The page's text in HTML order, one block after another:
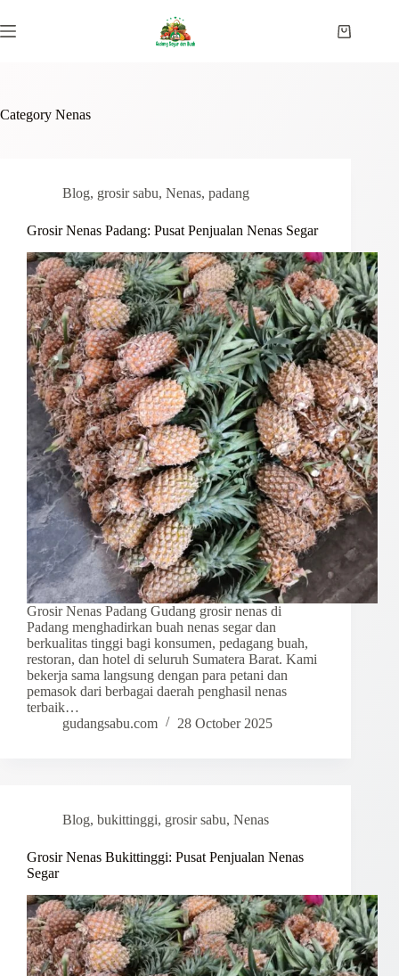
to
content
Shopping
Category Nenas
Blog, grosir sabu, Nenas, padang
Grosir Nenas Padang: Pusat Penjualan Nenas Segar
Grosir Nenas Padang Gudang grosir nenas di
Padang menghadirkan buah nenas segar dan
berkualitas tinggi bagi konsumen, pedagang buah,
restoran, dan hotel di seluruh Sumatera Barat. Kami
bekerja sama langsung dengan para petani dan
pemasok dari berbagai daerah penghasil nenas
terbaik…
gudangsabu.com
28 October 2025
Blog, bukittinggi, grosir sabu, Nenas
Grosir Nenas Bukittinggi: Pusat Penjualan Nenas
Segar